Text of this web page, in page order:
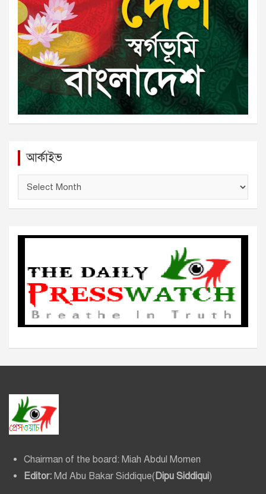
আর্কাইভ
ই
Chairman of the board: Miah Abdul Momen
Editor: Md Abu Bakar Siddique(Dipu Siddiqui)